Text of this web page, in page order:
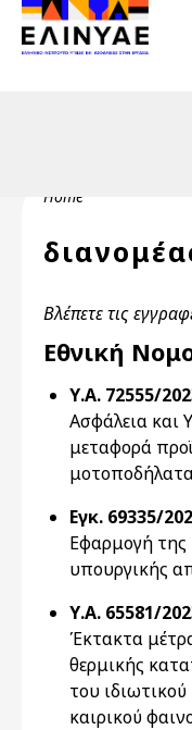
Skip to main content
Header Top 2
Header Top
Breadcrumb
Home
Βλέπετε τις
Εθνική
Υ.Α. 72555/
Ασφάλεια και
μεταφορά
Εγκ. 69335/
Εφαρμογή της
υπουργικής
Υ.Α. 65581/
Έκτακτα
θερμικής
του
καιρικού